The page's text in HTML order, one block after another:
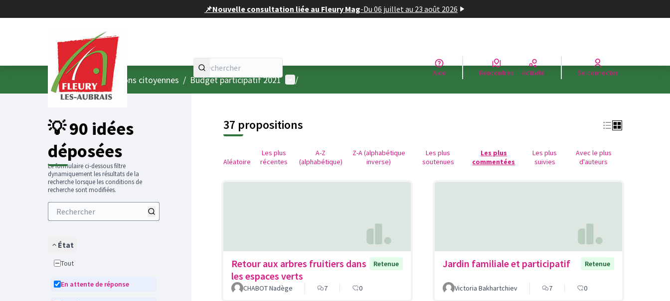
📌Nouvelle consultation liée au Fleury Mag-Du 06 juillet au 23 août 2026
Aide Rencontres Activité Se connecter
AccueilMenu principal
/ Consultations citoyennes / Budget participatif 2021 Menu utilisateur
/
💡 90 idées
déposées
Le formulaire ci-dessous filtre
dynamiquement les résultats de la
recherche lorsque les conditions de
recherche sont modifiées.
État
Tout
En attente de réponse
37 propositions
Aléatoire
Les plus
récentes
A-Z
(alphabétique)
Z-A (alphabétique
inverse)
Les plus
soutenues
Les plus
commentées
Les plus
suivies
Avec le plus
d'auteurs
Retour aux arbres fruitiers dans
les espaces verts
Retenue
CHABOT Nadège 7 0
Jardin familiale et participatif Retenue
Victoria Bakhartchiev 7 0